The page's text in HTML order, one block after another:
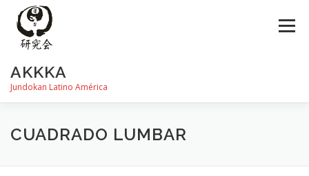
contenido
AKKKA
Jundokan Latino América
Menú
HISTORIA DOJOS INSTRUCTORES
CUADRADO LUMBAR